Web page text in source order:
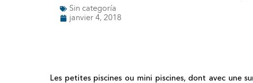
Sin categoría
janvier 4, 2018
Les petites piscines ou mini piscines, dont avec une